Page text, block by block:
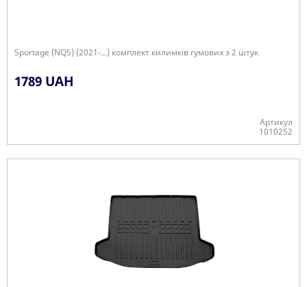
Sportage (NQ5) (2021-...) комплект килимків гумових з 2 штук
1789 UAH
Артикул
1010252